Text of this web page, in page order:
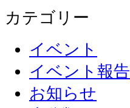
カテゴリー
イベント
イベント報告
お知らせ